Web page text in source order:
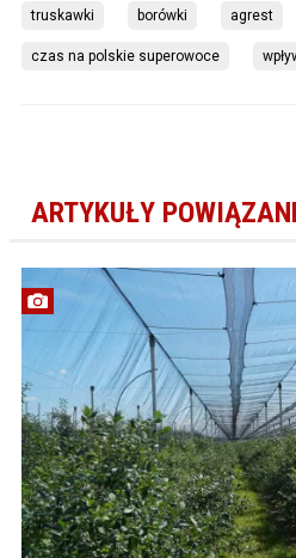
truskawki borówki agrest
czas na polskie superowoce
ARTYKUŁY